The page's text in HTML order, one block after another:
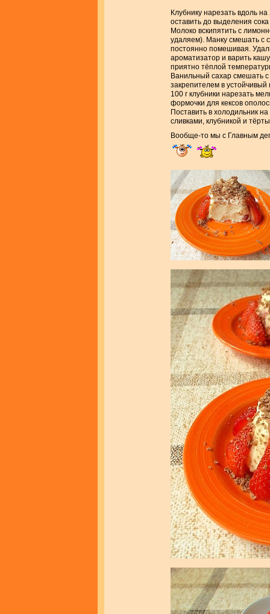
Клубнику нарезать вдоль
оставить до выделения
Молоко вскипятить с
удаляем). Манку смешать с
постоянно помешивая.
ароматизатор и варить
приятно тёплой
Ванильный сахар смешать
закрепителем в
100 г клубники нарезать
формочки для кексов
Поставить в холодильник
сливками, клубникой и
Вообще-то мы с Главным